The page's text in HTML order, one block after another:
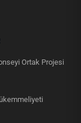
Ortak Projesi